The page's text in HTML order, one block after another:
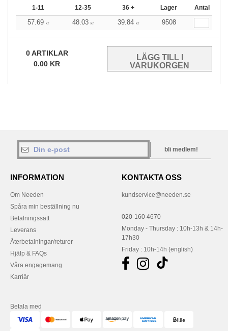
1-11 12-35 36 + Lager Antal
57.69 kr 48.03 kr 39.84 kr 9508
0ARTIKLAR
0.00 KR
bli medlem!
INFORMATION
Om Needen
Spåra min beställning nu
Betalningssätt
Leverans
Återbetalningar/returer
Hjälp & FAQs
Våra engagemang
Karriär
KONTAKTA OSS
kundservice@needen.se
020-160 4670
Monday - Thursday : 10h-13h & 14h-
17h30
Friday : 10h-14h (english)
Betala med